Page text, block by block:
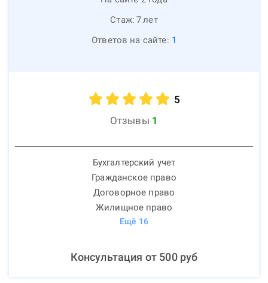
Стаж: 7лет
Ответов на сайте: 1
5
Отзывы 1
Бухгалтерский учет
Гражданское право
Договорное право
Жилищное право
Ещё 16
Консультация от 500руб